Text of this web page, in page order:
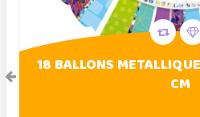
18 BALLONS
CM